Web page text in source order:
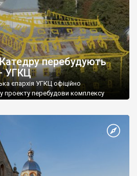
перебудують
УГКЦ
єпархія УГКЦ офіційно
проекту перебудови комплексу
національного значення
додатковий мансардовий поверх на
домініканців, що входить до
нагадаємо, що сам термін
виключно відтворення